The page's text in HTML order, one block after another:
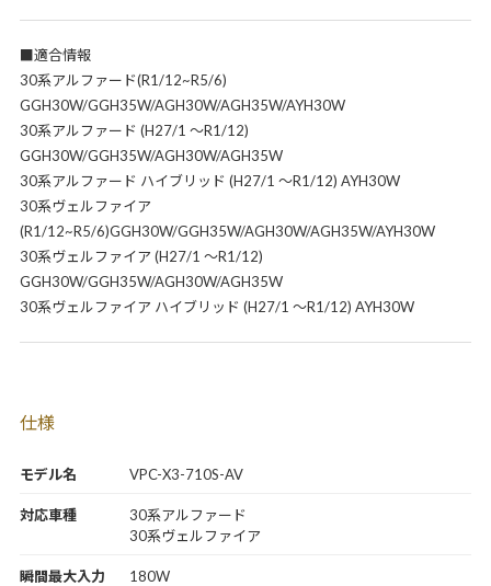
モデル名 VPC-X3-710S-AV
■適合情報
30系アルファード(R1/12~R5/6)
GGH30W/GGH35W/AGH30W/AGH35W/AYH30W
30系アルファード (H27/1 ～R1/12)
GGH30W/GGH35W/AGH30W/AGH35W
30系アルファード ハイブリッド (H27/1 ～R1/12) AYH30W
30系ヴェルファイア
(R1/12~R5/6)GGH30W/GGH35W/AGH30W/AGH35W/AYH30W
30系ヴェルファイア (H27/1 ～R1/12)
GGH30W/GGH35W/AGH30W/AGH35W
30系ヴェルファイア ハイブリッド (H27/1 ～R1/12) AYH30W
仕様
対応車種
30系アルファード
30系ヴェルファイア
瞬間最大入力 180W